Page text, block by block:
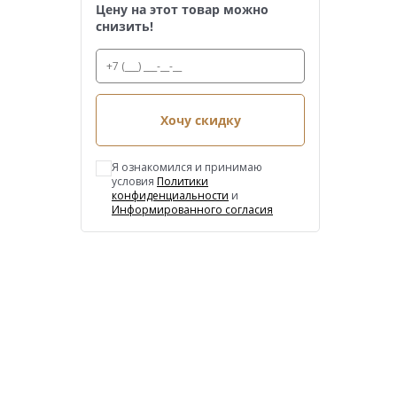
Цену на этот товар можно
снизить!
Хочу скидку
Я ознакомился и принимаю
условия Политики
конфиденциальности и
Информированного согласия